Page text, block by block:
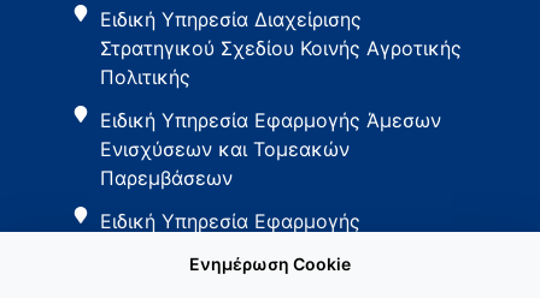
Ειδική Υπηρεσία Διαχείρισης
Στρατηγικού Σχεδίου Κοινής Αγροτικής
Πολιτικής
Ειδική Υπηρεσία Εφαρμογής Άμεσων
Ενισχύσεων και Τομεακών
Παρεμβάσεων
Ειδική Υπηρεσία Εφαρμογής
Ενημέρωση Cookie